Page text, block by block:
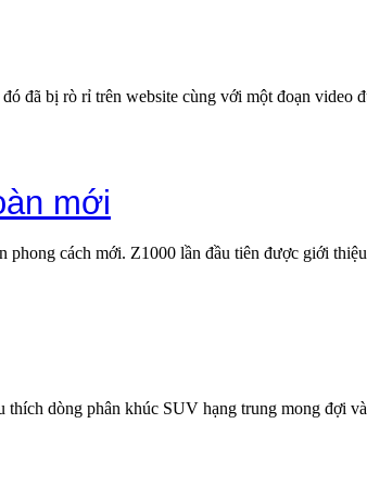
đã bị rò rỉ trên website cùng với một đoạn video
mới
cách mới. Z1000 lần đầu tiên được giới
dòng phân khúc SUV hạng trung mong đợi